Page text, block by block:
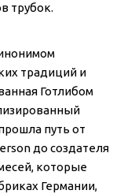
трубок.
традиций и
Готлибом
путь от
до создателя
которые
Германии,